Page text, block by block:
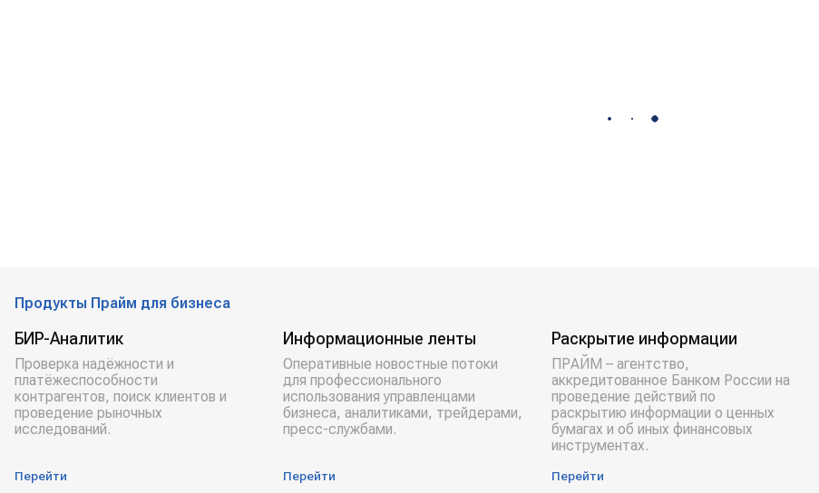
Продукты Прайм для бизнеса
БИР-Аналитик
Проверка надёжности и
платёжеспособности
контрагентов, поиск клиентов и
проведение рыночных
исследований.
Перейти
Информационные ленты
Оперативные новостные потоки
для профессионального
использования управленцами
бизнеса, аналитиками, трейдерами,
пресс-службами.
Перейти
Раскрытие информации
ПРАЙМ – агентство,
аккредитованное Банком России на
проведение действий по
раскрытию информации о ценных
бумагах и об иных финансовых
инструментах.
Перейти